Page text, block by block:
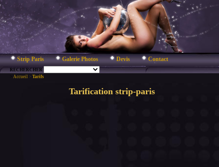
Strip Paris Galerie Photos Devis Contact
RECHERCHER
Accueil Tarifs
Tarification strip-paris